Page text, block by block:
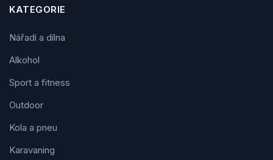
KATEGORIE
Nářadí a dílna
Alkohol
Sport a fitness
Outdoor
Kola a pneu
Karavaning